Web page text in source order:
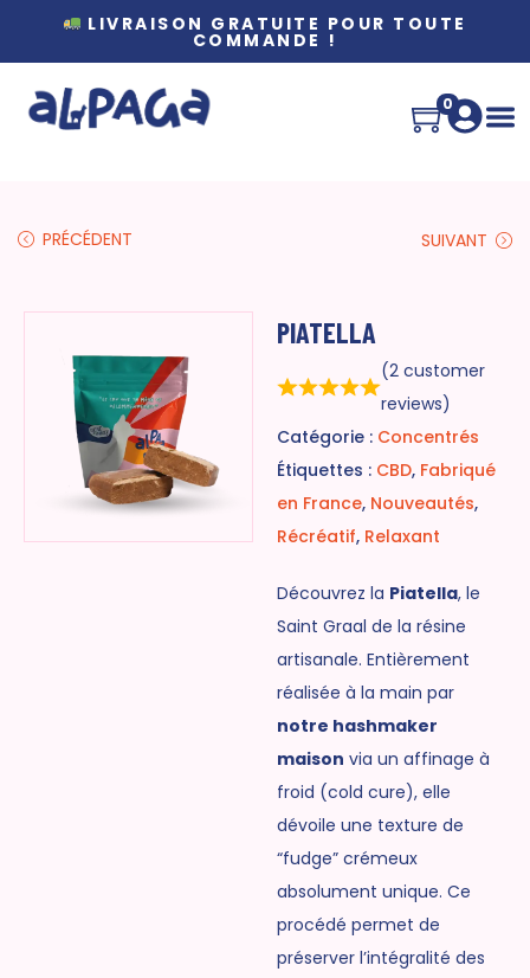
LIVRAISON GRATUITE POUR TOUTE
COMMANDE !
0
PRÉCÉDENT SUIVANT
PIATELLA
(2customer
reviews)
Catégorie : Concentrés
Étiquettes : CBD, Fabriqué
en France, Nouveautés,
Récréatif, Relaxant
Découvrez la Piatella, le
Saint Graal de la résine
artisanale. Entièrement
réalisée à la main par
notre hashmaker
maison via un affinage à
froid (cold cure), elle
dévoile une texture de
“fudge” crémeux
absolument unique. Ce
procédé permet de
préserver l’intégralité des